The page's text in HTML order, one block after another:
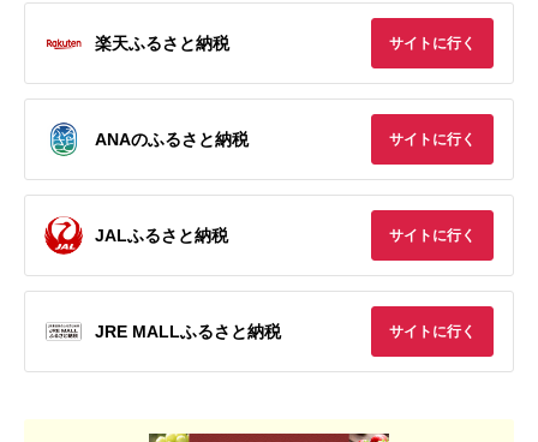
楽天ふるさと納税 サイトに行く
ANAのふるさと納税 サイトに行く
JALふるさと納税 サイトに行く
JRE MALLふるさと納税 サイトに行く